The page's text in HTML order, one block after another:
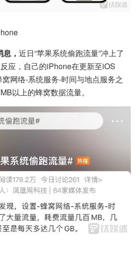
， 近日“苹果系统偷跑流量”冲上了
应，自己的iPhone在更新至iOS
网络-系统服务-时间与地点服务之
以上的蜂窝数据流量。